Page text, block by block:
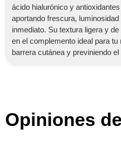
ácido hialurónico y
aportando frescura,
inmediato. Su textura ligera y
en el complemento ideal para
barrera cutánea y previniendo
Opiniones